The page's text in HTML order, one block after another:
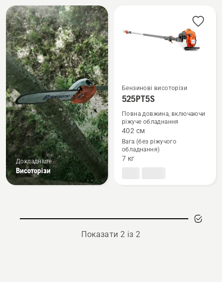
Всі
вироби
Докладніше
Висоторізи
Переглянути
більше
деталей
про
525PT5S
Бензинові висоторізи
525PT5S
Повна довжина, включаючи
ріжуче обладнання
402 см
Вага (без ріжучого
обладнання)
7 кг
Показати 2 із 2